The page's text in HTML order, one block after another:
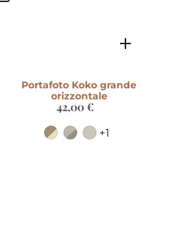
Portafoto Koko grande
orizzontale
Prezzo
listino
42,00 €
+1